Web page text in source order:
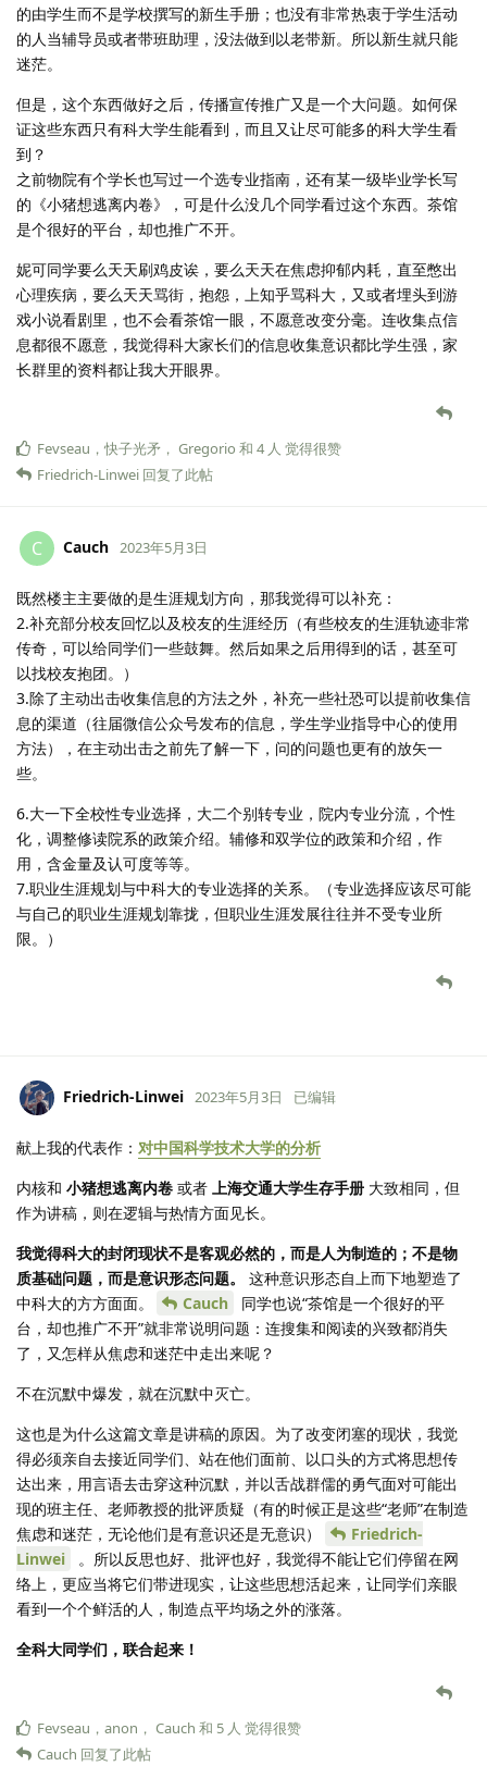
的由学生而不是学校撰写的新生手册；也没有非常热衷于学生活动
的人当辅导员或者带班助理，没法做到以老带新。所以新生就只能
迷茫。
但是，这个东西做好之后，传播宣传推广又是一个大问题。如何保
证这些东西只有科大学生能看到，而且又让尽可能多的科大学生看
到？
之前物院有个学长也写过一个选专业指南，还有某一级毕业学长写
的《小猪想逃离内卷》，可是什么没几个同学看过这个东西。茶馆
是个很好的平台，却也推广不开。
妮可同学要么天天刷鸡皮诶，要么天天在焦虑抑郁内耗，直至憋出
心理疾病，要么天天骂街，抱怨，上知乎骂科大，又或者埋头到游
戏小说看剧里，也不会看茶馆一眼，不愿意改变分毫。连收集点信
息都很不愿意，我觉得科大家长们的信息收集意识都比学生强，家
长群里的资料都让我大开眼界。
Fevseau ， 快子光矛 ， Gregorio 和 4 人 觉得很赞
Friedrich-Linwei 回复了此帖
C Cauch 2023年5月3日
既然楼主主要做的是生涯规划方向，那我觉得可以补充：
2.补充部分校友回忆以及校友的生涯经历（有些校友的生涯轨迹非常
传奇，可以给同学们一些鼓舞。然后如果之后用得到的话，甚至可
以找校友抱团。）
3.除了主动出击收集信息的方法之外，补充一些社恐可以提前收集信
息的渠道（往届微信公众号发布的信息，学生学业指导中心的使用
方法），在主动出击之前先了解一下，问的问题也更有的放矢一
些。
6.大一下全校性专业选择，大二个别转专业，院内专业分流，个性
化，调整修读院系的政策介绍。辅修和双学位的政策和介绍，作
用，含金量及认可度等等。
7.职业生涯规划与中科大的专业选择的关系。（专业选择应该尽可能
与自己的职业生涯规划靠拢，但职业生涯发展往往并不受专业所
限。）
Friedrich-Linwei 2023年5月3日 已编辑
献上我的代表作： 对中国科学技术大学的分析
内核和 小猪想逃离内卷 或者 上海交通大学生存手册 大致相同，但
作为讲稿，则在逻辑与热情方面见长。
我觉得科大的封闭现状不是客观必然的，而是人为制造的；不是物
质基础问题，而是意识形态问题。
这种意识形态自上而下地塑造了
中科大的方方面面。
Cauch
同学也说“茶馆是一个很好的平
台，却也推广不开”就非常说明问题：连搜集和阅读的兴致都消失
了，又怎样从焦虑和迷茫中走出来呢？
不在沉默中爆发，就在沉默中灭亡。
这也是为什么这篇文章是讲稿的原因。为了改变闭塞的现状，我觉
得必须亲自去接近同学们、站在他们面前、以口头的方式将思想传
达出来，用言语去击穿这种沉默，并以舌战群儒的勇气面对可能出
现的班主任、老师教授的批评质疑（有的时候正是这些“老师”在制造
焦虑和迷茫，无论他们是有意识还是无意识）
Friedrich-
Linwei
。所以反思也好、批评也好，我觉得不能让它们停留在网
络上，更应当将它们带进现实，让这些思想活起来，让同学们亲眼
看到一个个鲜活的人，制造点平均场之外的涨落。
全科大同学们，联合起来！
Fevseau ， anon ， Cauch 和 5 人 觉得很赞
Cauch 回复了此帖